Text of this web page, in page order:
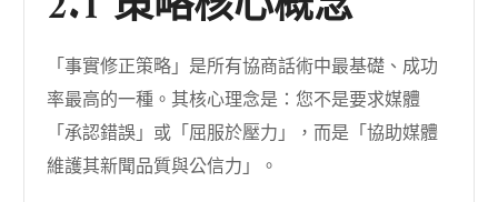
「事實修正策略」是所有協商話術中最基礎、成功
率最高的一種。其核心理念是：您不是要求媒體
「承認錯誤」或「屈服於壓力」，而是「協助媒體
維護其新聞品質與公信力」。